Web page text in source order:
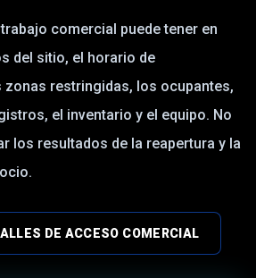
comercial puede tener en
del sitio, el horario de
restringidas, los ocupantes,
el inventario y el equipo. No
los resultados de la reapertura y la
DE ACCESO COMERCIAL